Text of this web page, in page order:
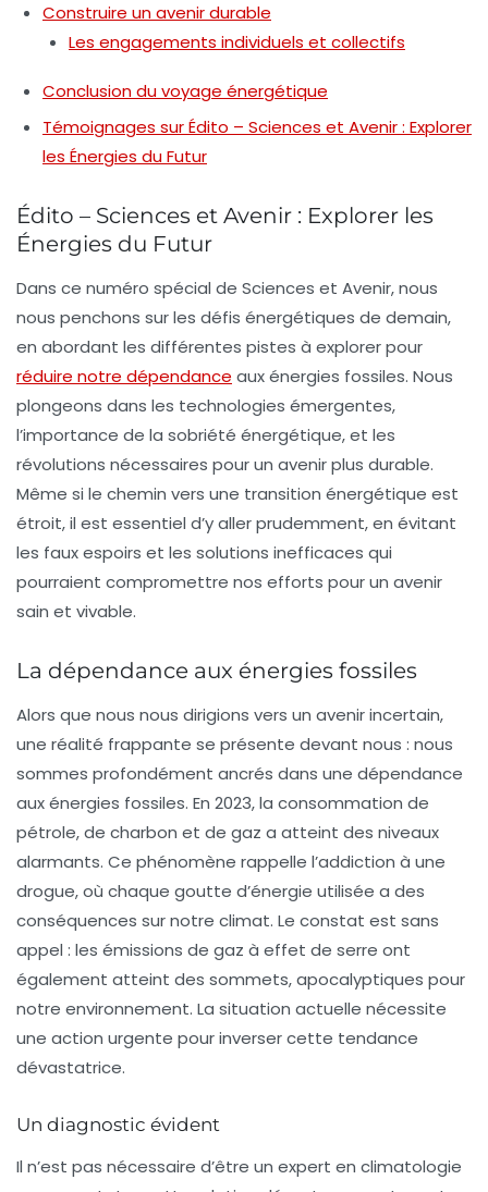
Construire un avenir durable
Les engagements individuels et collectifs
Conclusion du voyage énergétique
Témoignages sur Édito – Sciences et Avenir : Explorer
les Énergies du Futur
Édito – Sciences et Avenir : Explorer les
Énergies du Futur
Dans ce numéro spécial de Sciences et Avenir, nous
nous penchons sur les défis énergétiques de demain,
en abordant les différentes pistes à explorer pour
réduire notre dépendance aux énergies fossiles. Nous
plongeons dans les technologies émergentes,
l’importance de la sobriété énergétique, et les
révolutions nécessaires pour un avenir plus durable.
Même si le chemin vers une transition énergétique est
étroit, il est essentiel d’y aller prudemment, en évitant
les faux espoirs et les solutions inefficaces qui
pourraient compromettre nos efforts pour un avenir
sain et vivable.
La dépendance aux énergies fossiles
Alors que nous nous dirigions vers un avenir incertain,
une réalité frappante se présente devant nous : nous
sommes profondément ancrés dans une dépendance
aux énergies fossiles. En 2023, la consommation de
pétrole, de charbon et de gaz a atteint des niveaux
alarmants. Ce phénomène rappelle l’addiction à une
drogue, où chaque goutte d’énergie utilisée a des
conséquences sur notre climat. Le constat est sans
appel : les émissions de gaz à effet de serre ont
également atteint des sommets, apocalyptiques pour
notre environnement. La situation actuelle nécessite
une action urgente pour inverser cette tendance
dévastatrice.
Un diagnostic évident
Il n’est pas nécessaire d’être un expert en climatologie